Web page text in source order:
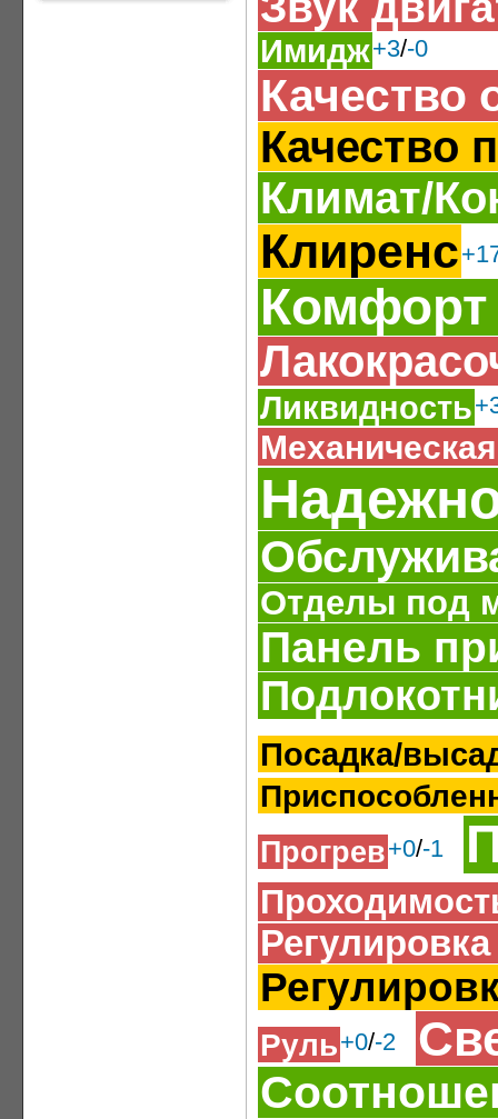
Имидж+3/-0
Качество
Качество
Климат/
Клиренс
Комфорт
Ликвидность
Отделы под
Панель
Посадка/
Прогрев+0/-1
Руль+0/-2